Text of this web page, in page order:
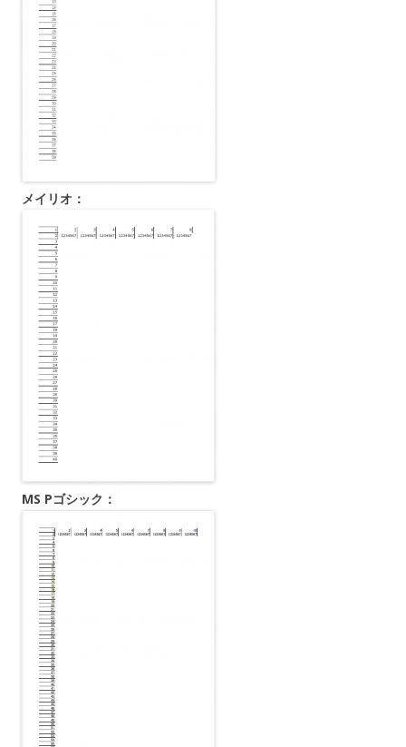
メイリオ：
MS Pゴシック：